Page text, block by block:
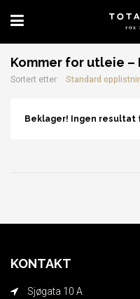
Kommer for utleie
Sortert etter: Standard
Beklager! Ingen resultat
KONTAKT
Sjøgata 10 A